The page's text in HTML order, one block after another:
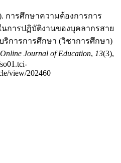
การศึกษาความต้องการการ
การปฏิบัติงานของบุคลากรสาย
การการศึกษา (วิชาการศึกษา)
Journal of Education, 13(3),
view/202460